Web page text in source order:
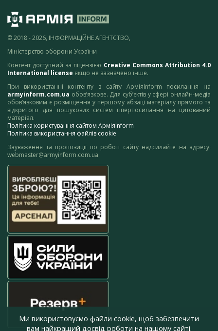
© 2018 - 2026, ІНФОРМАЦІЙНЕ АГЕНТСТВО,
Міністерство оборони України
Контент доступний за ліцензією Creative Commons Attribution 4.0
International license якщо не зазначено інше.
При використанні контенту з сайту АрміяInform посилання на
armyinform.com.ua обов’язкове. Для суб’єктів у сфері онлайн-медіа
обов’язковим є розміщення у першому абзаці матеріалу прямого та
відкритого для пошукових систем гіперпосилання на цитований
матеріал.
Політика користування сайтом АрміяInform
Політика використання файлів cookie
Зауваження та пропозиції по роботі сайту надсилайте на адресу:
webmaster@armyinform.com.ua
Ми використовуємо файли cookie, щоб забезпечити
вам найкращий досвід роботи на нашому сайті.